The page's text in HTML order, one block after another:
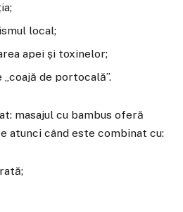
local;
apei și toxinelor;
de portocală”.
masajul cu bambus oferă
atunci când este combinat cu: